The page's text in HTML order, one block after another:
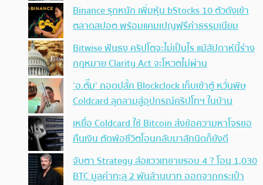
Binance รุกหนัก เพิ่มหุ้น bStocks 10 ตัวดังเข้า
ตลาดสปอต พร้อมแคมเปญฟรีค่าธรรมเนียม
Bitwise ฟันธง คริปโตจะไม่เป็นไร แม้สัปดาห์นี้ร่าง
กฎหมาย Clarity Act จะโหวตไม่ผ่าน
‘อ.ตั๊ม’ ถอดปลั้ก Blockclock เก็บเข้าตู้ หวั่นพิษ
Coldcard ลุกลามสู่อุปกรณ์คริปโทฯ ในบ้าน
เหยื่อ Coldcard ใช้ Bitcoin ส่งข้อความหาโจรขอ
คืนเงิน ตัดพ้อชีวิตโอนกลับมาสักนิดก็ยังดี
จับตา Strategy ส่อแววเทขายรอบ 4 ? โอน 1,030
BTC มูลค่าทะลุ 2 พันล้านบาท ออกจากกระเป๋า